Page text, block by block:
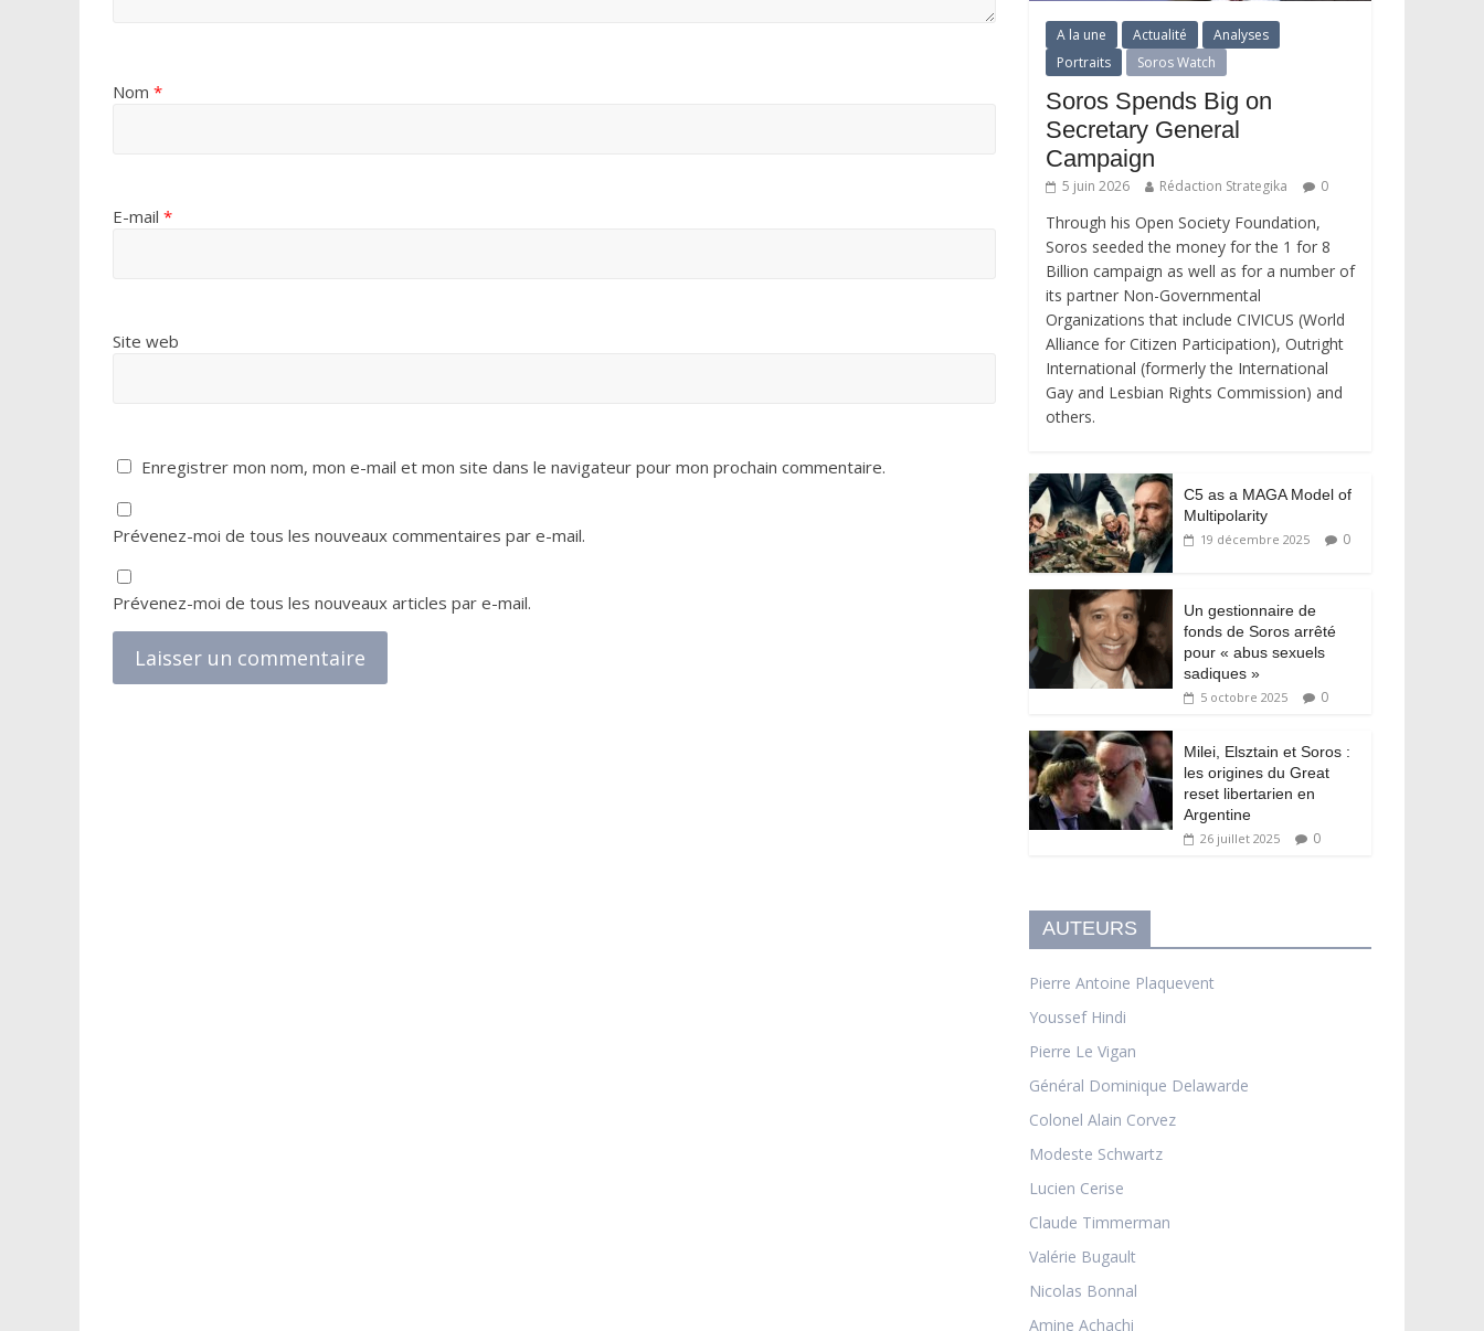
Nom *
E-mail *
Site web
Enregistrer mon nom, mon e-mail et mon site dans le navigateur pour mon prochain commentaire.
Prévenez-moi de tous les nouveaux commentaires par e-mail.
Prévenez-moi de tous les nouveaux articles par e-mail.
A la une Actualité
Analyses
Portraits
Soros Watch
Soros Spends Big on
Secretary General
Campaign
5 juin 2026 Rédaction Strategika 0
Through his Open Society Foundation,
Soros seeded the money for the 1 for 8
Billion campaign as well as for a number of
its partner Non-Governmental
Organizations that include CIVICUS (World
Alliance for Citizen Participation), Outright
International (formerly the International
Gay and Lesbian Rights Commission) and
others.
C5 as a MAGA Model of
Multipolarity
19 décembre 2025 0
Un gestionnaire de
fonds de Soros arrêté
pour « abus sexuels
sadiques »
5 octobre 2025 0
Milei, Elsztain et Soros :
les origines du Great
reset libertarien en
Argentine
26 juillet 2025 0
AUTEURS
Pierre Antoine Plaquevent
Youssef Hindi
Pierre Le Vigan
Général Dominique Delawarde
Colonel Alain Corvez
Modeste Schwartz
Lucien Cerise
Claude Timmerman
Valérie Bugault
Nicolas Bonnal
Amine Achachi